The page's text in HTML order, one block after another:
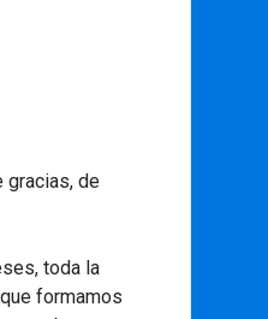
gracias, de
toda la
formamos